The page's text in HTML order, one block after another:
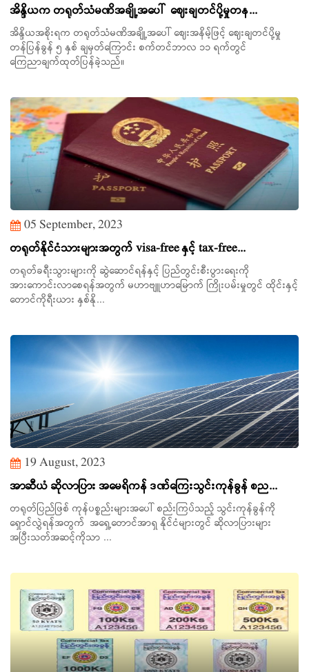
အိန္ဒိယက တရုတ်သံမဏိအချို့အပေါ် ဈေးချတင်ပို့မှုတန...
အိန္ဒိယအစိုးရက တရုတ်သံမဏိအချို့အပေါ် ဈေးအနိမ့်ဖြင့် ဈေးချတင်ပို့မှု
တန်ပြန်ခွန် ၅ နှစ် ချမှတ်ကြောင်း စက်တင်ဘာလ ၁၁ ရက်တွင်
ကြေညာချက်ထုတ်ပြန်ခဲ့သည်။
05 September, 2023
တရုတ်နိုင်ငံသားများအတွက် visa-free နှင့် tax-free...
တရုတ်ခရီးသွားများကို ဆွဲဆောင်ရန်နှင့် ပြည်တွင်းစီးပွားရေးကို
အားကောင်းလာစေရန်အတွက် မဟာဗျူဟာမြောက် ကြိုးပမ်းမှုတွင် ထိုင်းနှင့်
တောင်ကိုရီးယား နှစ်နို...
19 August, 2023
အာဆီယံ ဆိုလာပြား အမေရိကန် ဒဏ်ကြေးသွင်းကုန်ခွန် စည...
တရုတ်ပြည်ဖြစ် ကုန်ပစ္စည်းများအပေါ် စည်းကြပ်သည့် သွင်းကုန်ခွန်ကို
ရှောင်လွှဲရန်အတွက် အရှေ့တောင်အာရှ နိုင်ငံများတွင် ဆိုလာပြားများ
အပြီးသတ်အဆင့်ကိုသာ ...